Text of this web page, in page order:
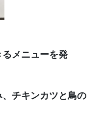
メニューを発
チキンカツと鳥の